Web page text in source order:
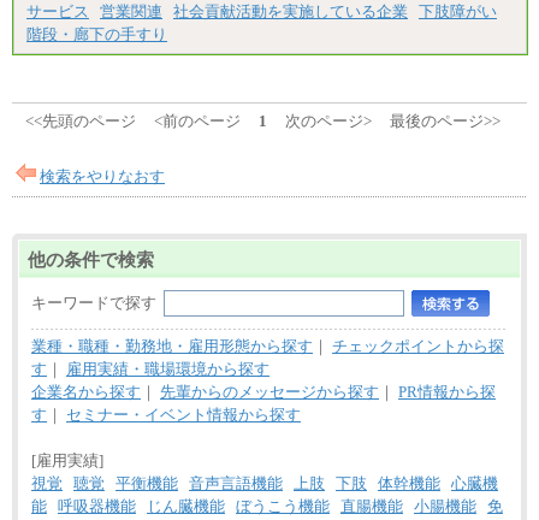
サービス
営業関連 社会貢献活動を実施している企業
下肢障がい
階段・廊下の手すり
<<先頭のページ <前のページ 1 次のページ> 最後のページ>>
検索をやりなおす
他の条件で検索
キーワードで探す
業種・職種・勤務地・雇用形態から探す ｜ チェックポイントから探
す ｜
雇用実績・職場環境から探す
企業名から探す ｜ 先輩からのメッセージから探す ｜ PR情報から探
す ｜ セミナー・イベント情報から探す
[雇用実績]
視覚
聴覚 平衡機能 音声言語機能 上肢 下肢 体幹機能 心臓機
能 呼吸器機能 じん臓機能 ぼうこう機能 直腸機能 小腸機能 免